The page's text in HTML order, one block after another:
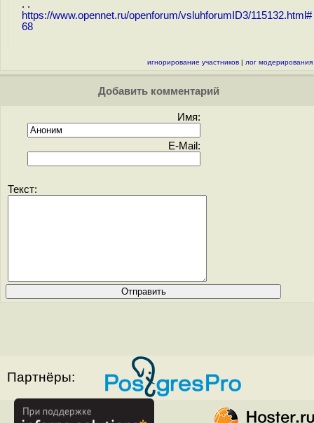
. .
https://www.opennet.ru/openforum/vsluhforumID3/115132.html#
68
игнорирование участников | лог модерирования
Добавить комментарий
Имя:
E-Mail:
Текст:
Партнёры: